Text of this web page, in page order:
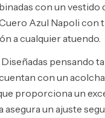
con un vestido
Cuero Azul Napoli con
a cualquier atuendo.
Diseñadas pensando
con un
proporciona un
un ajuste